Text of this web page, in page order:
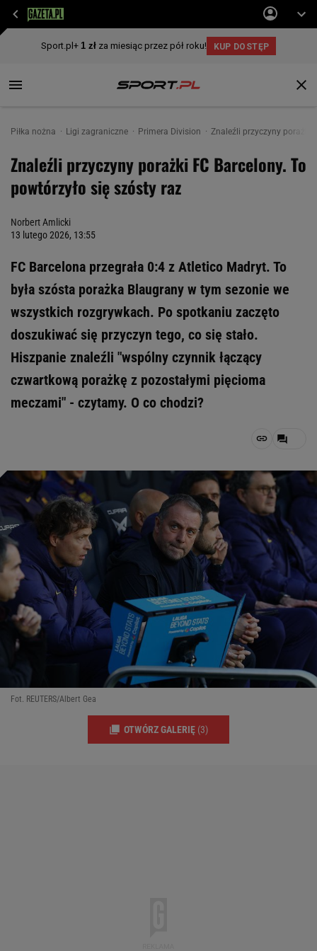
Piłka nożna Ligi zagraniczne Primera Division Znaleźli przyczyny porażki
Znaleźli przyczyny porażki FC Barcelony. To
powtórzyło się szósty raz
Norbert Amlicki
13 lutego 2026, 13:55
FC Barcelona przegrała 0:4 z Atletico Madryt. To
była szósta porażka Blaugrany w tym sezonie we
wszystkich rozgrywkach. Po spotkaniu zaczęto
doszukiwać się przyczyn tego, co się stało.
Hiszpanie znaleźli "wspólny czynnik łączący
czwartkową porażkę z pozostałymi pięcioma
meczami" - czytamy. O co chodzi?
Fot. REUTERS/Albert Gea
OTWÓRZ GALERIĘ (3)